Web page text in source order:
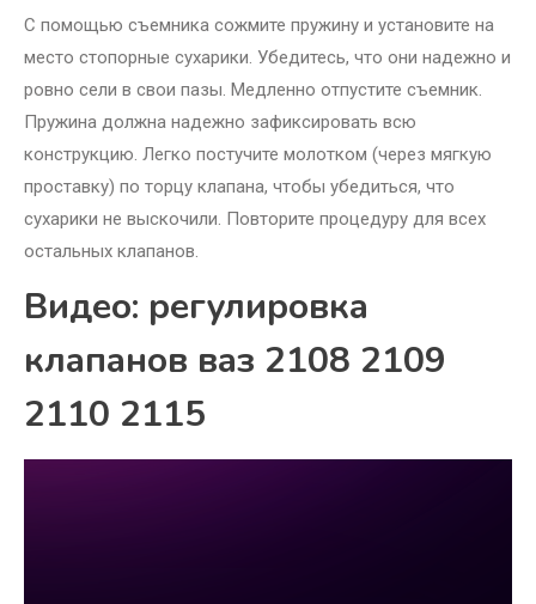
С помощью съемника сожмите пружину и установите на
место стопорные сухарики. Убедитесь, что они надежно и
ровно сели в свои пазы. Медленно отпустите съемник.
Пружина должна надежно зафиксировать всю
конструкцию. Легко постучите молотком (через мягкую
проставку) по торцу клапана, чтобы убедиться, что
сухарики не выскочили. Повторите процедуру для всех
остальных клапанов.
Видео: регулировка
клапанов ваз 2108 2109
2110 2115